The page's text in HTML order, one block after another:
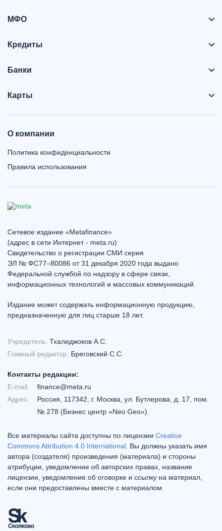
МФО
Кредиты
Банки
Карты
О компании
Политика конфиденциальности
Правила использования
Сетевое издание «Metafinance»
(адрес в сети Интернет - meta.ru)
Свидетельство о регистрации СМИ серия
ЭЛ № ФС77–80086 от 31 декабря 2020 года выдано
Федеральной службой по надзору в сфере связи,
информационных технологий и массовых коммуникаций.
Издание может содержать информационную продукцию,
предназначенную для лиц старше 18 лет.
Учредитель: Тхалиджоков А.С.
Главный редактор: Бреговский С.С.
Контакты редакции:
E-mail:
finance@meta.ru
Адрес:
Россия, 117342, г. Москва, ул. Бутлерова, д. 17, пом.
№ 278 (Бизнес центр «Neo Geo»)
Все материалы сайта доступны по лицензии Creative
Commons Attribution 4.0 International . Вы должны указать имя
автора (создателя) произведения (материала) и стороны
атрибуции, уведомление об авторских правах, название
лицензии, уведомление об оговорке и ссылку на материал,
если они предоставлены вместе с материалом.